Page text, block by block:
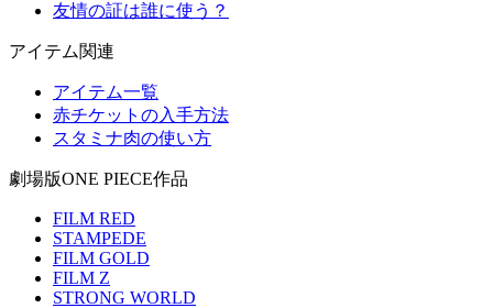
友情の証は誰に使う？
アイテム関連
アイテム一覧
赤チケットの入手方法
スタミナ肉の使い方
劇場版ONE PIECE作品
FILM RED
STAMPEDE
FILM GOLD
FILM Z
STRONG WORLD